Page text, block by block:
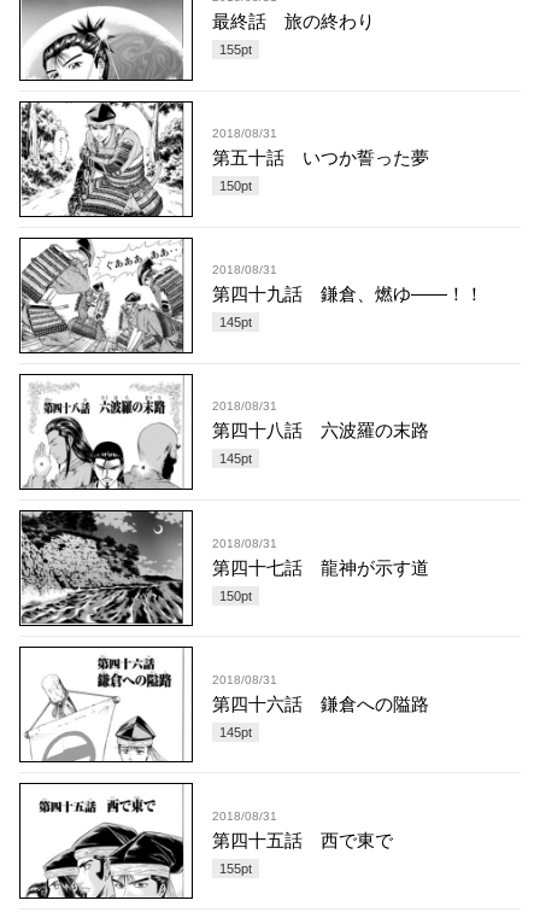
最終話 旅の終わり
155pt
2018/08/31
第五十話 いつか誓った夢
150pt
2018/08/31
第四十九話 鎌倉、燃ゆ――！！
145pt
2018/08/31
第四十八話 六波羅の末路
145pt
2018/08/31
第四十七話 龍神が示す道
150pt
2018/08/31
第四十六話 鎌倉への隘路
145pt
2018/08/31
第四十五話 西で東で
155pt